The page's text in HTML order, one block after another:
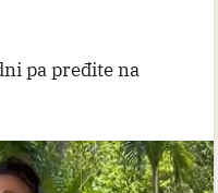
pa pređite na